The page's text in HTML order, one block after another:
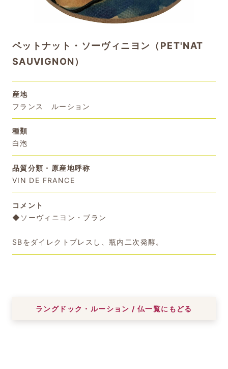
ペットナット・ソーヴィニヨン（PET'NAT
SAUVIGNON）
産地
フランス ルーション
種類
白泡
品質分類・原産地呼称
VIN DE FRANCE
コメント
◆ソーヴィニヨン・ブラン
SBをダイレクトプレスし、瓶内二次発酵。
ラングドック・ルーション / 仏一覧にもどる